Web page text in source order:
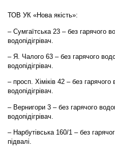
ТОВ УК «Нова якість»:
– Сумгаїтська 23 – без гарячого
водопідігрівач.
– Я. Чалого 63 – без гарячого
водопідігрівач.
– просп. Хіміків 42 – без
водопідігрівач.
– Вернигори 3 – без гарячого
водопідігрівач.
– Нарбутівська 160/1 – без
підвалі.